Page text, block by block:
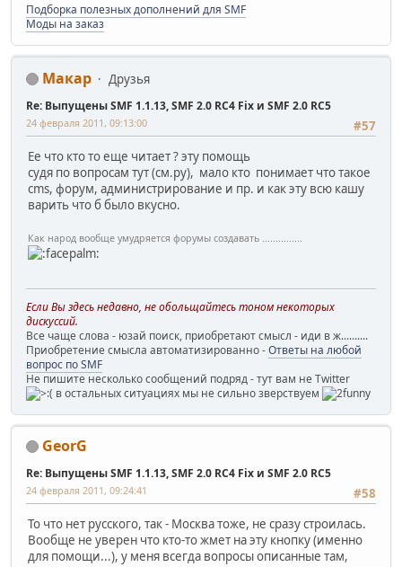
Подборка полезных дополнений для SMF
Моды на заказ
Макар Друзья
Re: Выпущены SMF 1.1.13, SMF 2.0 RC4 Fix и SMF 2.0 RC5
#57
24 февраля 2011, 09:13:00
Ее что кто то еще читает ? эту помощь
судя по вопросам тут (см.ру), мало кто понимает что такое
cms, форум, администрирование и пр. и как эту всю кашу
варить что б было вкусно.
Как народ вообще умудряется форумы создавать ...............
Если Вы здесь недавно, не обольщайтесь тоном некоторых
дискуссий.
Все чаще слова - юзай поиск, приобретают смысл - иди в ж..........
Приобретение смысла автоматизированно -Ответы на любой
вопрос по SMF
Не пишите несколько сообщений подряд - тут вам не Twitter
в остальных ситуациях мы не сильно зверствуем
GeorG
Re: Выпущены SMF 1.1.13, SMF 2.0 RC4 Fix и SMF 2.0 RC5
#58
24 февраля 2011, 09:24:41
То что нет русского, так - Москва тоже, не сразу строилась.
Вообще не уверен что кто-то жмет на эту кнопку (именно
для помощи...), у меня всегда вопросы описанные там,